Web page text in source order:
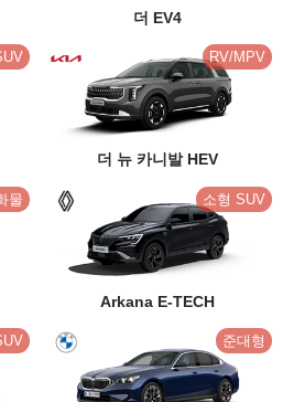
더 EV4
RV/MPV
더 뉴 카니발 HEV
물 소형 SUV
Arkana E-TECH
준대형